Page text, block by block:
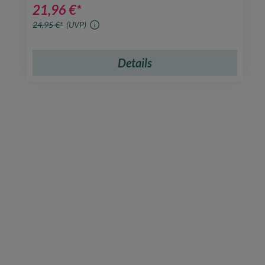
21,96 €*
24,95 €* (UVP)
Details